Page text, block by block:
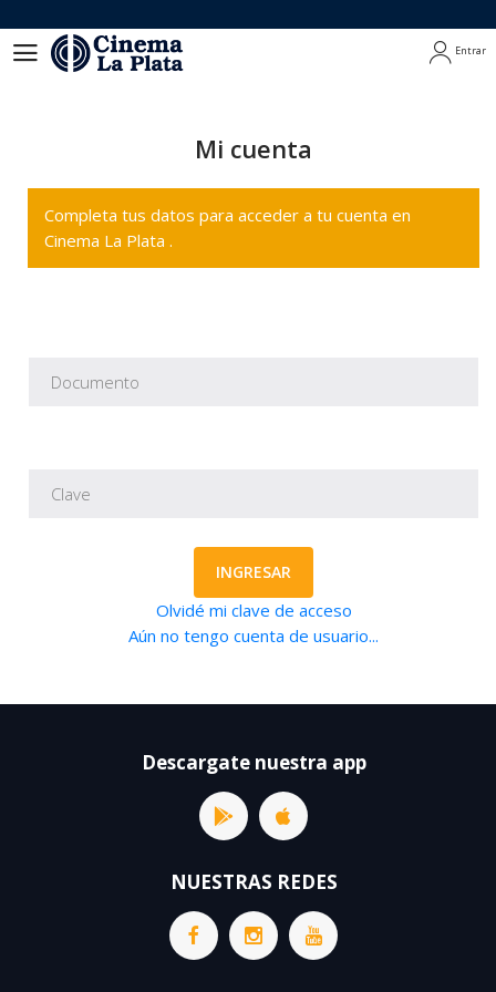
Entrar
Mi cuenta
Completa tus datos para acceder a tu cuenta en
Cinema La Plata .
INGRESAR
Olvidé mi clave de acceso
Aún no tengo cuenta de usuario...
Descargate nuestra app
NUESTRAS REDES